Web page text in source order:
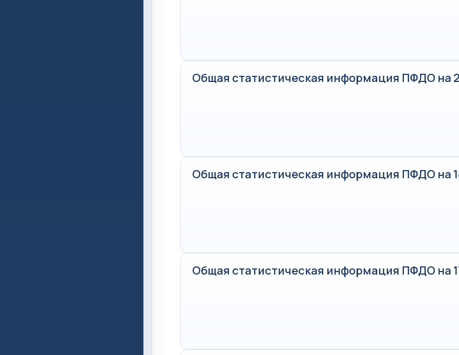
Общая статистическая информация ПФДО на
Общая статистическая информация ПФДО на
Общая статистическая информация ПФДО на